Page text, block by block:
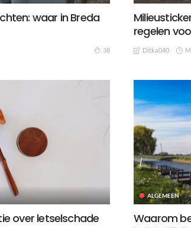
waar in Breda
38
regelen
Ditka040
over letselschade
ALGEMEEN
Waarom